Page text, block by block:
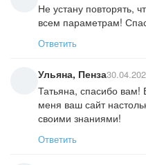
Не устану повторять,
всем параметрам!
Ответить
Ульяна, Пенза
Татьяна, спасибо
меня ваш сайт
своими знаниями!
Ответить